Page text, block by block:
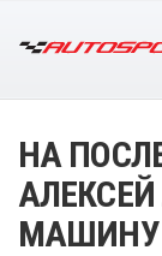
НА